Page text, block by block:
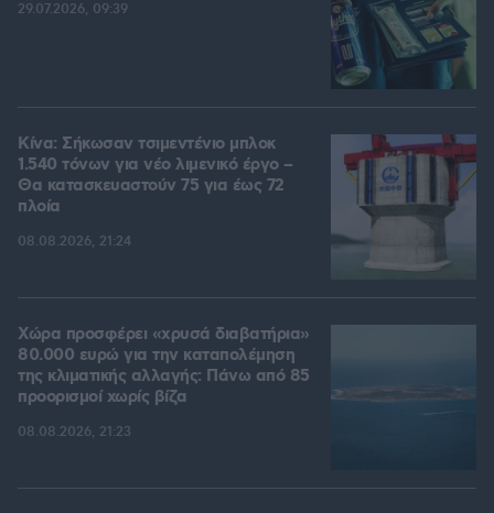
29.07.2026, 09:39
Κίνα: Σήκωσαν τσιμεντένιο μπλοκ
1.540 τόνων για νέο λιμενικό έργο –
Θα κατασκευαστούν 75 για έως 72
πλοία
08.08.2026, 21:24
Χώρα προσφέρει «χρυσά διαβατήρια»
80.000 ευρώ για την καταπολέμηση
της κλιματικής αλλαγής: Πάνω από 85
προορισμοί χωρίς βίζα
08.08.2026, 21:23